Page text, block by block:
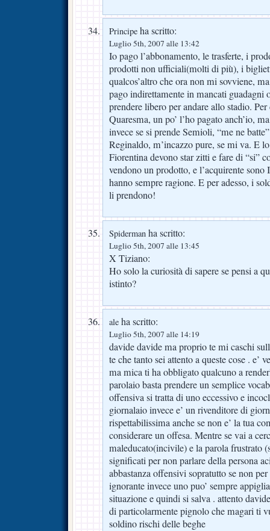
Principe ha scritto:
Luglio 5th, 2007 alle 13:42
Io pago l’abbonamento, le trasferte, i
prodotti non ufficiali(molti di più), i
qualcos’altro che ora non mi sovviene,
pago indirettamente in mancati guadagni
prendere libero per andare allo stadio.
Quaresma, un po’ l’ho pagato anch’io,
invece se si prende Semioli, “me ne
Reginaldo, m’incazzo pure, se mi va. E
Fiorentina devono star zitti e fare di “si”
vendono un prodotto, e l’acquirente
hanno sempre ragione. E per adesso, i
li prendono!
Spiderman ha scritto:
Luglio 5th, 2007 alle 13:45
X Tiziano:
Ho solo la curiosità di sapere se pensi a
istinto?
ale ha scritto:
Luglio 5th, 2007 alle 14:19
davide davide ma proprio te mi caschi
te che tanto sei attento a queste cose . e’
ma mica ti ha obbligato qualcuno a
parolaio basta prendere un semplice
offensiva si tratta di uno eccessivo e
giornalaio invece e’ un rivenditore di
rispettabilissima anche se non e’ la tua
considerare un offesa. Mentre se vai a
maleducato(incivile) e la parola frustrato
significati per non parlare della persona
abbastanza offensivi sopratutto se non
ignorante invece uno puo’ sempre
situazione e quindi si salva . attento
di particolarmente pignolo che magari ti
soldino rischi delle beghe